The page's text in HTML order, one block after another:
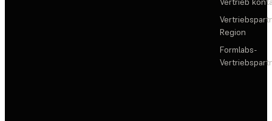
Region
Formlabs-